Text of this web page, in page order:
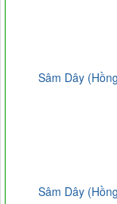
Sâm Dây
Sâm Dây